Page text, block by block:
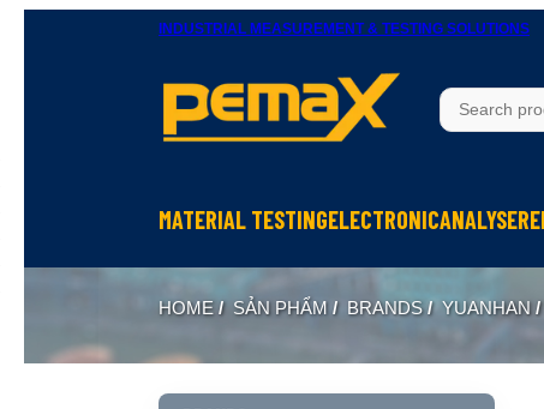
INDUSTRIAL MEASUREMENT & TESTING SOLUTIONS
MATERIAL TESTING
Thử độ bền vật liệu
Thử nghiệm rung
Máy đo độ cứng
ELECTRONIC
Meters, Anlyser
Test sản phẩm điện tử
ANALYSER
Thermal
HOME / SẢN PHẨM / BRANDS / YUANHAN /